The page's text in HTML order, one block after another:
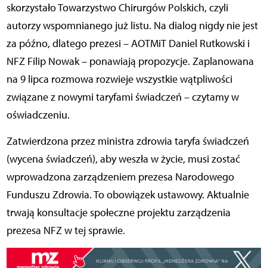
skorzystało Towarzystwo Chirurgów Polskich, czyli
autorzy wspomnianego już listu. Na dialog nigdy nie jest
za późno, dlatego prezesi – AOTMiT Daniel Rutkowski i
NFZ Filip Nowak – ponawiają propozycje. Zaplanowana
na 9 lipca rozmowa rozwieje wszystkie wątpliwości
związane z nowymi taryfami świadczeń – czytamy w
oświadczeniu.
Zatwierdzona przez ministra zdrowia taryfa świadczeń
(wycena świadczeń), aby weszła w życie, musi zostać
wprowadzona zarządzeniem prezesa Narodowego
Funduszu Zdrowia. To obowiązek ustawowy. Aktualnie
trwają konsultacje społeczne projektu zarządzenia
prezesa NFZ w tej sprawie.